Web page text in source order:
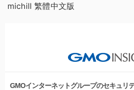
michill 繁體中文版
GMOインターネットグループのセキュリ